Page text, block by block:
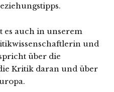
es auch in unserem
und
über die
Kritik daran und über